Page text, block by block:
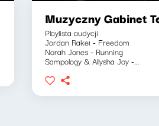
Muzyczny Gabinet
Playlista audycji:
Jordan Rakei - Freedom
Norah Jones - Running
Sampology & Allysha Joy -...